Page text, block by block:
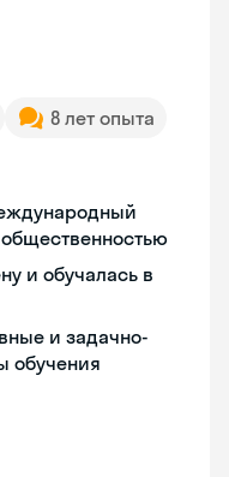
8 лет опыта
и обучалась в
и задачно-
обучения